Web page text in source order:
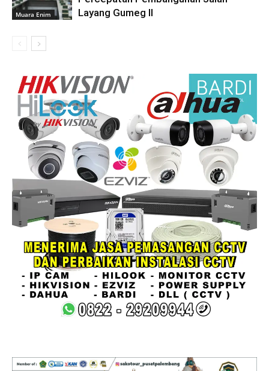
Muara Enim
Layang Gumeg II